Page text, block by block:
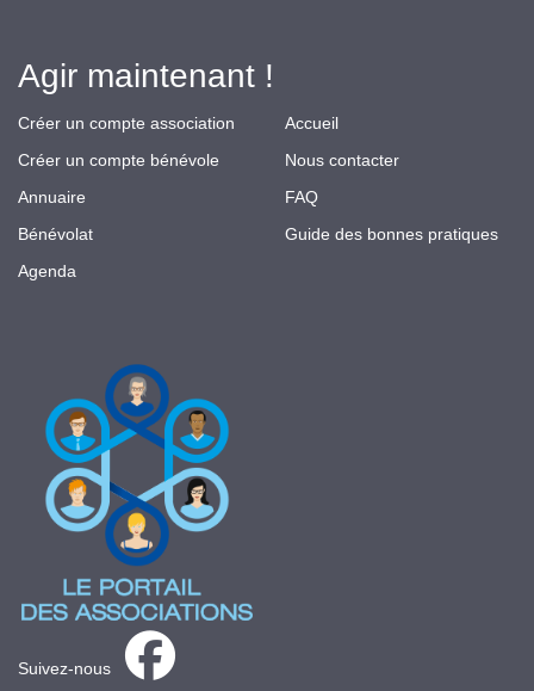
Suivez-nous
Agir maintenant !
Créer un compte association
Créer un compte bénévole
Annuaire
Bénévolat
Agenda
Accueil
Nous contacter
FAQ
Guide des bonnes pratiques